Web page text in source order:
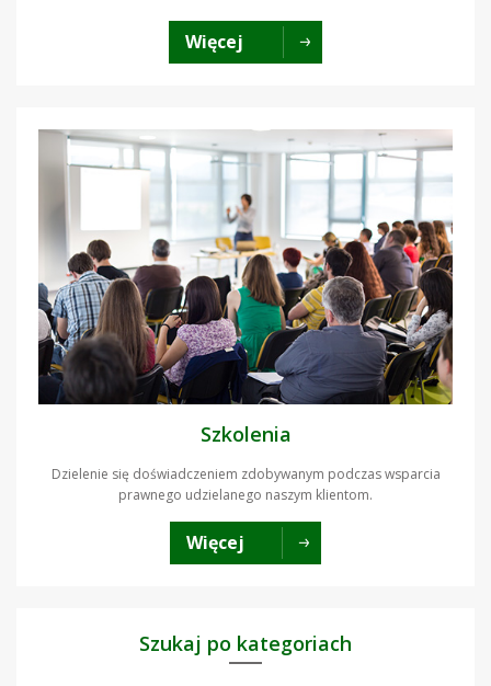
Więcej
Szkolenia
Dzielenie się doświadczeniem zdobywanym podczas wsparcia
prawnego udzielanego naszym klientom.
Więcej
Szukaj po kategoriach